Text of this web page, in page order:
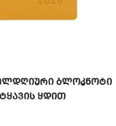
ᲑᲚᲝᲙᲜᲝᲢᲘ
ᲧᲓᲘᲗ